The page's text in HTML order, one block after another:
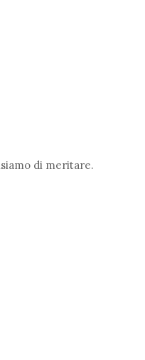
di meritare.